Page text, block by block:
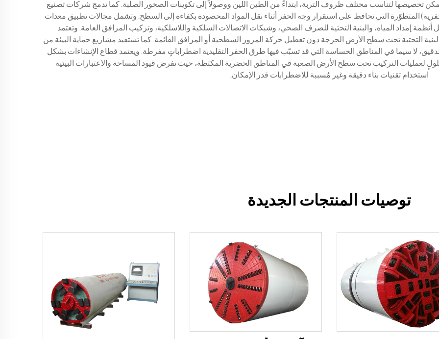
تخصيصها لتناسب مختلف ظروف التربة، ابتداءً من الطين اللين ووصولاً إلى تكوينات الصخور الصلبة. كما تدمج شركات تصنيع
المتطوّرة التي تحافظ على استقرار وجه الحفر أثناء نقل المواد المحصودة بكفاءة إلى السطح. وتشمل مجالات تطبيق معدات
إمداد المياه، والبنية التحتية للصرف الصحي، وشبكات الاتصالات السلكية واللاسلكية، وتركيب المرافق العامة. وتعتمد
التحتية تحت سطح الأرض الحرجة دون تعطيل حركة المرور السطحية أو المرافق القائمة. كما تستفيد مشاريع حماية البيئة من
لا سيما في المناطق الحساسة التي قد تسبّب فيها طرق الحفر التقليدية اضطراباتٍ مفرطة. ويعتمد قطاع الإنشاءات بشكل
لعمليات التركيب تحت سطح الأرض الصعبة في المناطق الحضرية المكتظة، حيث تفرض قيود المساحة والاعتبارات البيئية
استخدام تقنيات بناء دقيقة وغير مُسببة للاضطرابات قدر الإمكان.
توصيات المنتجات الجديدة